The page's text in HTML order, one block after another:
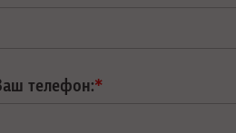
телефон:*